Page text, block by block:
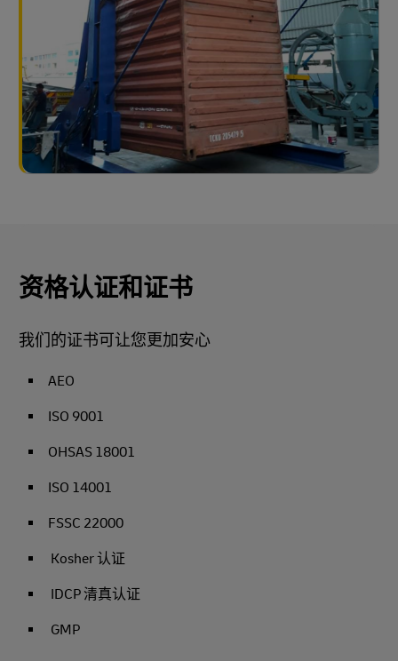
资格认证和证书
我们的证书可让您更加安心
AEO
ISO 9001
OHSAS 18001
ISO 14001
FSSC 22000
Kosher 认证
IDCP 清真认证
GMP